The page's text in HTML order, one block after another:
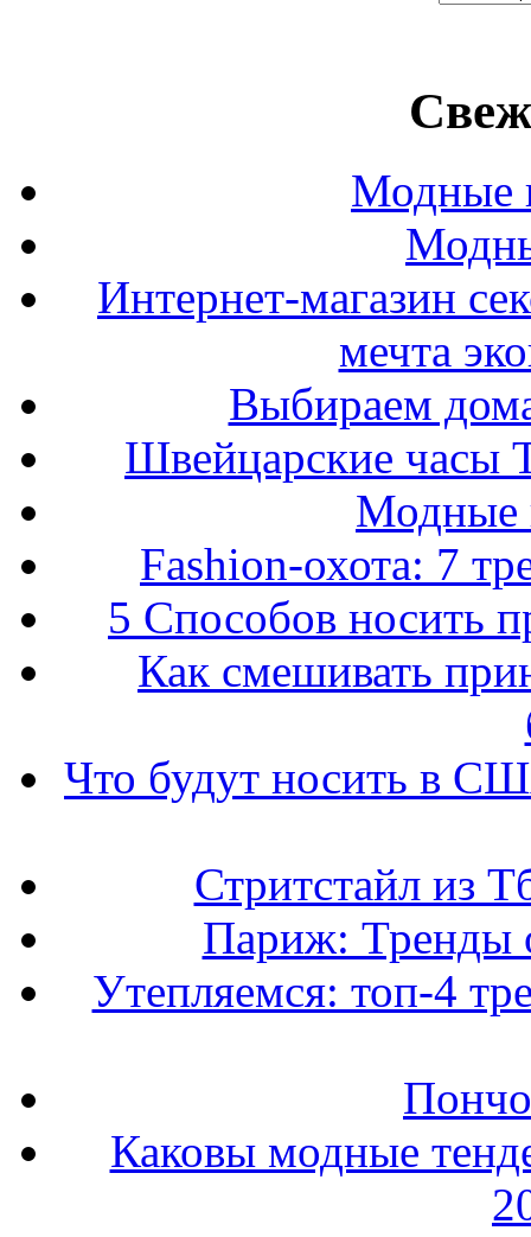
Модные
Интернет-магазин
мечта
Выбираем
Швейцарские часы
Модные
Fashion-охота: 7
5 Способов носить
Как смешивать
Что будут носить в
Стритстайл из
Париж: Тренды
Утепляемся: топ-4
Каковы модные